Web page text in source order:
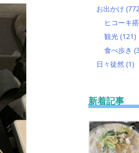
お出かけ
ヒコーキ
観光 (121)
食べ歩き
日々徒然 (1)
新着記事